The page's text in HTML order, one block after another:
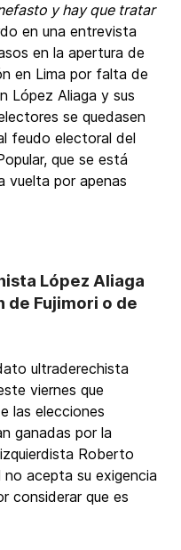
y hay que tratar
en una entrevista
en la apertura de
en Lima por falta de
López Aliaga y sus
se quedasen
feudo electoral del
que se está
vuelta por apenas
López Aliaga
de Fujimori o de
ultraderechista
viernes que
las elecciones
ganadas por la
Roberto
acepta su exigencia
considerar que es